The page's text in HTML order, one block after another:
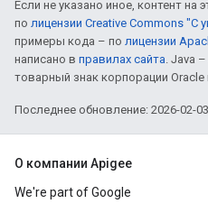
Если не указано иное, контент на
по лицензии Creative Commons "С
примеры кода – по лицензии
написано в правилах сайта. Java
товарный знак корпорации
Последнее обновление: 2026-02-
О компании Apigee
We're part of Google